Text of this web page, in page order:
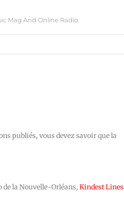
Mag And Online Radio.
publiés, vous devez savoir que la
la Nouvelle-Orléans, Kindest Lines